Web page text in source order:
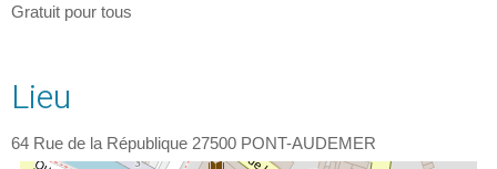
Gratuit pour tous
Lieu
64 Rue de la République 27500 PONT-AUDEMER